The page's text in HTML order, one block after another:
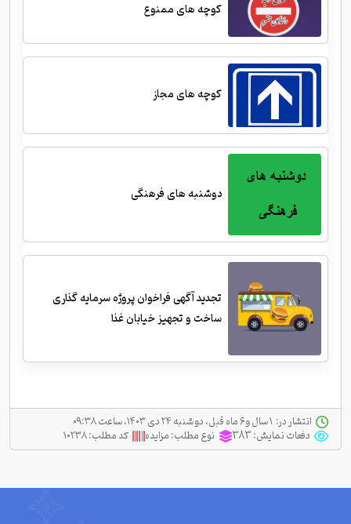
کوچه های ممنوع
کوچه های مجاز
دوشنبه های فرهنگی
تجدید آگهی فراخوان پروژه سرمایه گذاری
ساخت و تجهیز خیابان غذا
انتشار در:
دفعات نمایش:383 نوع مطلب:مزایده کد مطلب:۱۰۲۳۸